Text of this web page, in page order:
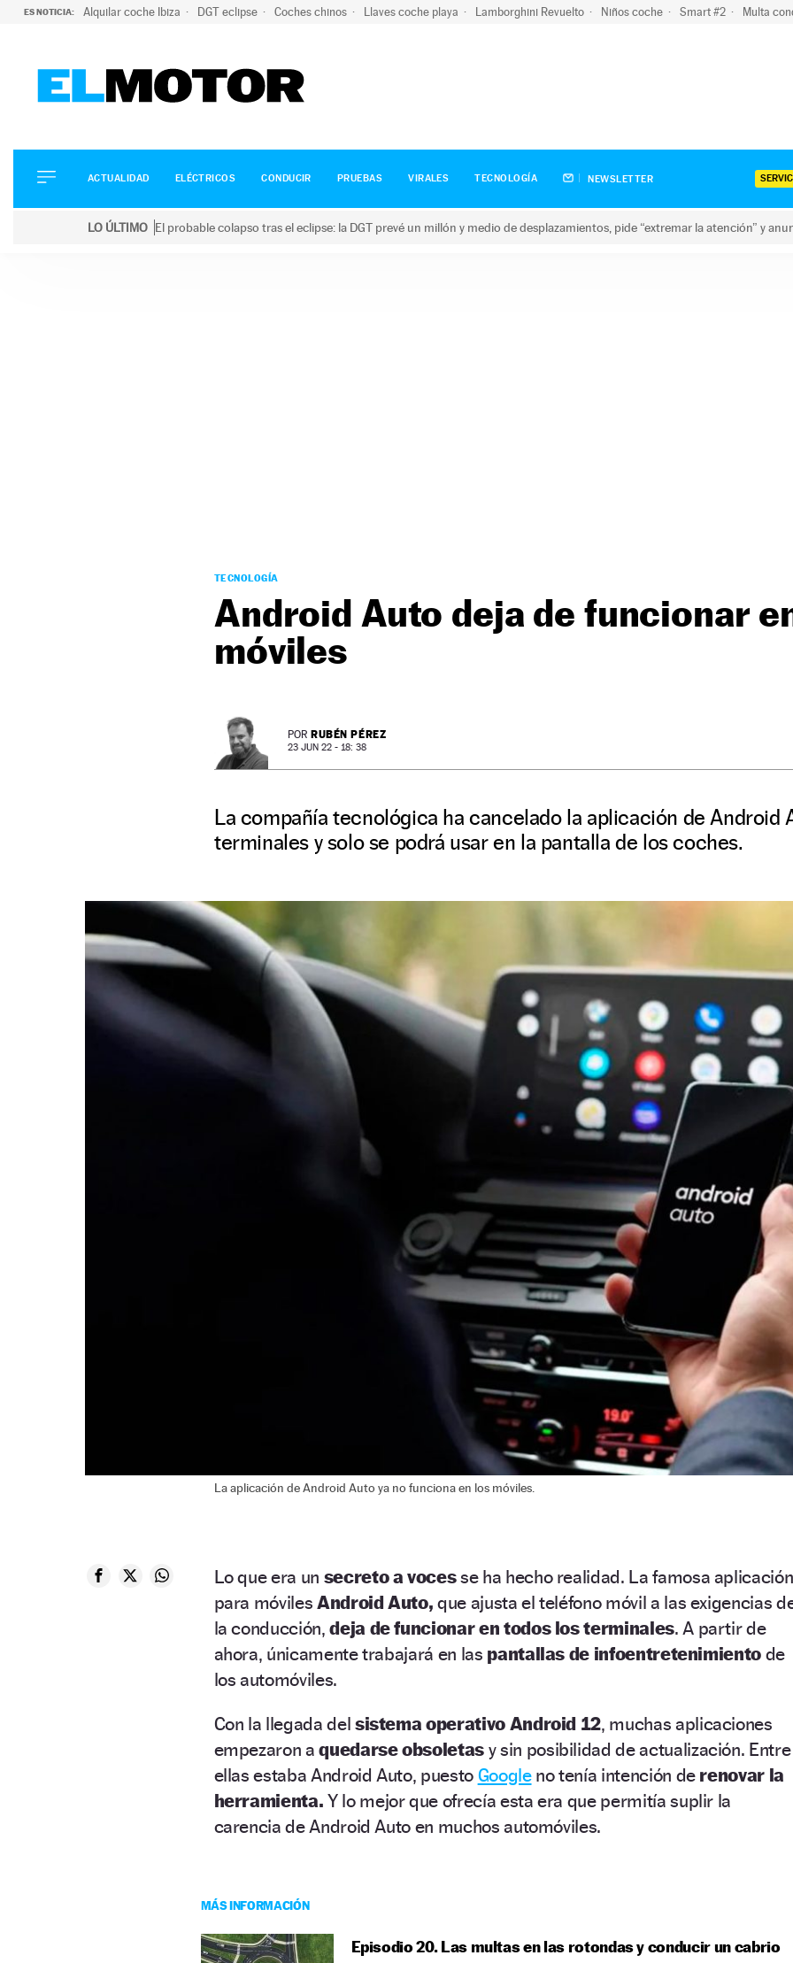
ES NOTICIA: Alquilar coche Ibiza DGT eclipse Coches chinos Llaves coche playa Lamborghini Revuelto Niños coche Smart #2 Multa
ELÉCTRICOS
CONDUCIR
ACTUALIDAD ELÉCTRICOS CONDUCIR PRUEBAS VIRALES TECNOLOGÍA NEWSLETTER
LO ÚLTIMO El probable colapso tras el eclipse: la DGT prevé un millón y medio de desplazamientos, pide “extremar la atención” y
TECNOLOGÍA
Android Auto deja de funcionar
móviles
POR RUBÉN PÉREZ
23 JUN 22 - 18: 38
La compañía tecnológica ha cancelado la aplicación de Android
terminales y solo se podrá usar en la pantalla de los coches.
La aplicación de Android Auto ya no funciona en los móviles.
Lo que era un secreto a vocesse ha hecho realidad. La famosa aplicación
para móviles Android Auto, que ajusta el teléfono móvil a las exigencias
la conducción,deja de funcionar en todos los terminales. A partir de
ahora, únicamente trabajará en las pantallas de infoentretenimiento de
los automóviles.
Con la llegada del sistema operativo Android 12, muchas aplicaciones
empezaron aquedarse obsoletas y sin posibilidad de actualización. Entre
ellas estaba Android Auto, puesto Googleno tenía intención de renovar la
herramienta. Y lo mejor que ofrecía esta era que permitía suplir la
carencia de Android Auto en muchos automóviles.
MÁS INFORMACIÓN
Episodio 20. Las multas en las rotondas y conducir un cabrio